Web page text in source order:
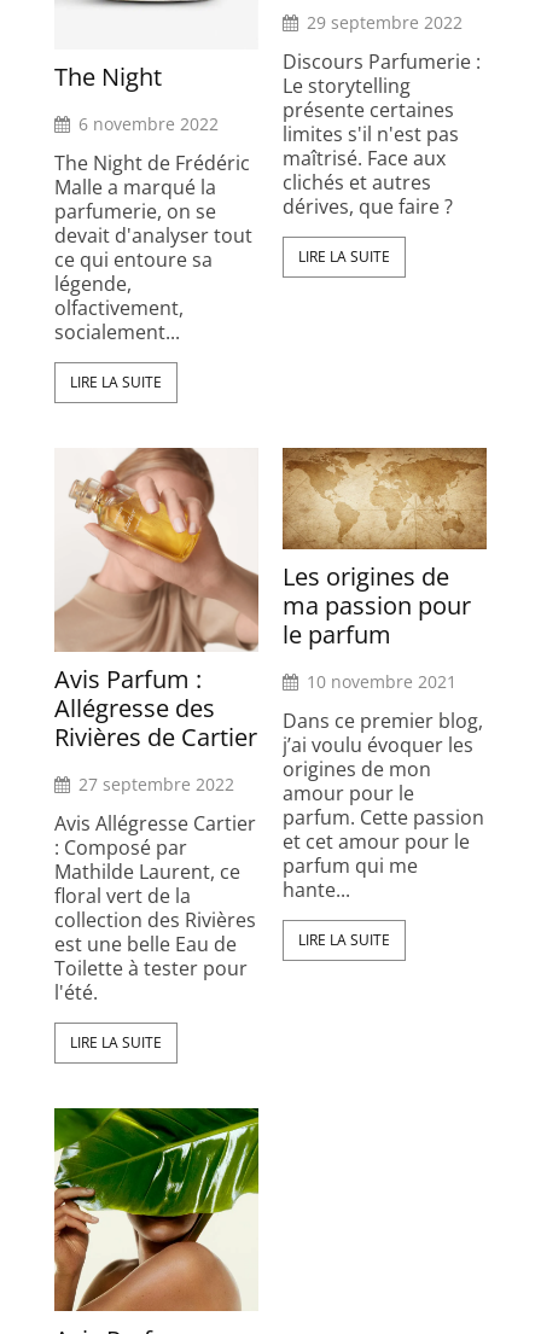
The Night
6 novembre 2022
The Night de Frédéric
Malle a marqué la
parfumerie, on se
devait d'analyser tout
ce qui entoure sa
légende,
olfactivement,
socialement...
LIRE LA SUITE
29 septembre 2022
Discours Parfumerie :
Le storytelling
présente certaines
limites s'il n'est pas
maîtrisé. Face aux
clichés et autres
dérives, que faire ?
LIRE LA SUITE
Avis Parfum :
Allégresse des
Rivières de Cartier
27 septembre 2022
Avis Allégresse Cartier
: Composé par
Mathilde Laurent, ce
floral vert de la
collection des Rivières
est une belle Eau de
Toilette à tester pour
l'été.
LIRE LA SUITE
Les origines de
ma passion pour
le parfum
10 novembre 2021
Dans ce premier blog,
j’ai voulu évoquer les
origines de mon
amour pour le
parfum. Cette passion
et cet amour pour le
parfum qui me
hante...
LIRE LA SUITE